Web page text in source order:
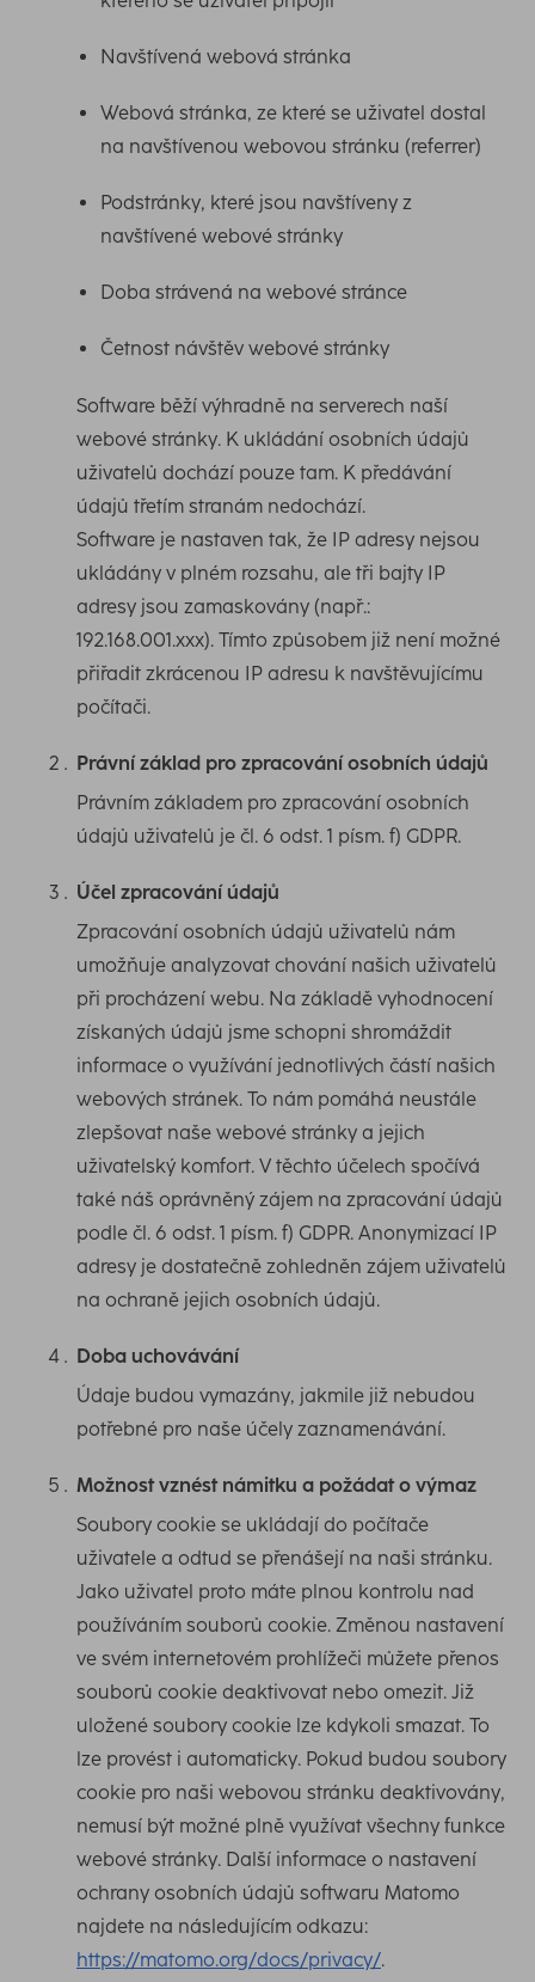
Navštívená webová stránka
Webová stránka, ze které se uživatel dostal
na navštívenou webovou stránku (referrer)
Podstránky, které jsou navštíveny z
navštívené webové stránky
Doba strávená na webové stránce
Četnost návštěv webové stránky
Software běží výhradně na serverech naší
webové stránky. K ukládání osobních údajů
uživatelů dochází pouze tam. K předávání
údajů třetím stranám nedochází.
Software je nastaven tak, že IP adresy nejsou
ukládány v plném rozsahu, ale tři bajty IP
adresy jsou zamaskovány (např.:
192.168.001.xxx). Tímto způsobem již není možné
přiřadit zkrácenou IP adresu k navštěvujícímu
počítači.
Právní základ pro zpracování osobních údajů
Právním základem pro zpracování osobních
údajů uživatelů je čl. 6 odst. 1 písm. f) GDPR.
Účel zpracování údajů
Zpracování osobních údajů uživatelů nám
umožňuje analyzovat chování našich uživatelů
při procházení webu. Na základě vyhodnocení
získaných údajů jsme schopni shromáždit
informace o využívání jednotlivých částí našich
webových stránek. To nám pomáhá neustále
zlepšovat naše webové stránky a jejich
uživatelský komfort. V těchto účelech spočívá
také náš oprávněný zájem na zpracování údajů
podle čl. 6 odst. 1 písm. f) GDPR. Anonymizací IP
adresy je dostatečně zohledněn zájem uživatelů
na ochraně jejich osobních údajů.
Doba uchovávání
Údaje budou vymazány, jakmile již nebudou
potřebné pro naše účely zaznamenávání.
Možnost vznést námitku a požádat o výmaz
Soubory cookie se ukládají do počítače
uživatele a odtud se přenášejí na naši stránku.
Jako uživatel proto máte plnou kontrolu nad
používáním souborů cookie. Změnou nastavení
ve svém internetovém prohlížeči můžete přenos
souborů cookie deaktivovat nebo omezit. Již
uložené soubory cookie lze kdykoli smazat. To
lze provést i automaticky. Pokud budou soubory
cookie pro naši webovou stránku deaktivovány,
nemusí být možné plně využívat všechny funkce
webové stránky. Další informace o nastavení
ochrany osobních údajů softwaru Matomo
najdete na následujícím odkazu:
https://matomo.org/docs/privacy/.